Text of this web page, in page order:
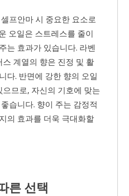
프안마 시 중요한 요소로
오일은 스트레스를 줄이
는 효과가 있습니다. 라벤
계열의 향은 진정 및 활
다. 반면에 강한 향의 오일
므로, 자신의 기호에 맞는
습니다. 향이 주는 감정적
의 효과를 더욱 극대화할
른 선택